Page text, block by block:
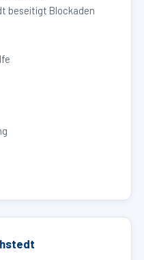
beseitigt Blockaden